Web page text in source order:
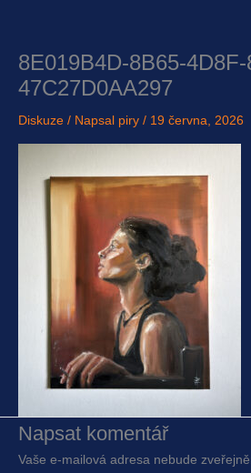
8E019B4D-8B65-
47C27D0AA297
Diskuze / Napsal piry / 19 června, 2026
Napsat komentář
Vaše e-mailová adresa nebude